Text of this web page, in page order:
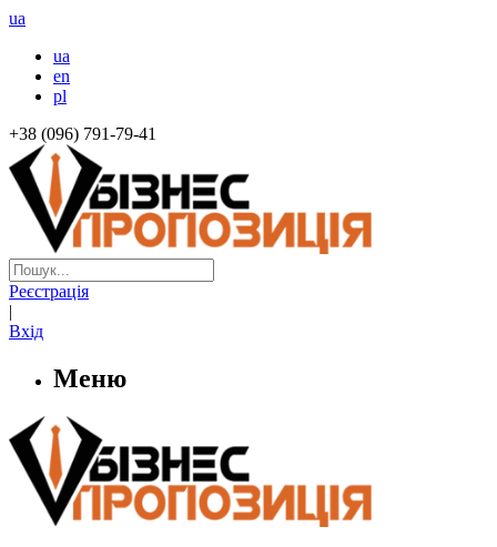
ua
ua
en
pl
+38 (096) 791-79-41
Реєстрація
|
Вхід
Меню